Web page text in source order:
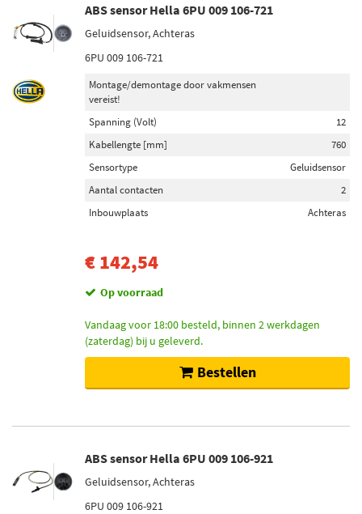
ABS sensor Hella 6PU 009 106-721
Geluidsensor, Achteras
6PU 009 106-721
Montage/demontage door vakmensen
vereist!
Spanning (Volt)
12
Kabellengte [mm]
760
Sensortype
Geluidsensor
Aantal contacten
2
Inbouwplaats
Achteras
€ 142,54
Op voorraad
Vandaag voor 18:00 besteld, binnen 2 werkdagen
(zaterdag) bij u geleverd.
Bestellen
ABS sensor Hella 6PU 009 106-921
Geluidsensor, Achteras
6PU 009 106-921